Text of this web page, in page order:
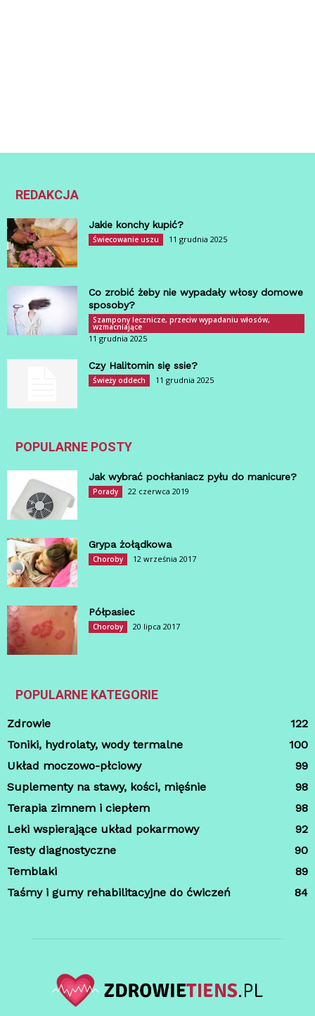
REDAKCJA
Jakie konchy kupić?
Świecowanie uszu 11 grudnia 2025
Co zrobić żeby nie wypadały włosy domowe
sposoby?
Szampony lecznicze, przeciw wypadaniu włosów,
wzmacniające
11 grudnia 2025
Czy Halitomin się ssie?
Świeży oddech 11 grudnia 2025
POPULARNE POSTY
Jak wybrać pochłaniacz pyłu do manicure?
Porady 22 czerwca 2019
Grypa żołądkowa
Choroby 12 września 2017
Półpasiec
Choroby 20 lipca 2017
POPULARNE KATEGORIE
Zdrowie
122
Toniki, hydrolaty, wody termalne
100
Układ moczowo-płciowy
99
Suplementy na stawy, kości, mięśnie
98
Terapia zimnem i ciepłem
98
Leki wspierające układ pokarmowy
92
Testy diagnostyczne
90
Temblaki
89
Taśmy i gumy rehabilitacyjne do ćwiczeń
84